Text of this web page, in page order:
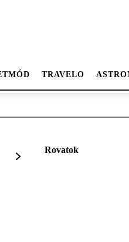
TRAVELO
Rovatok